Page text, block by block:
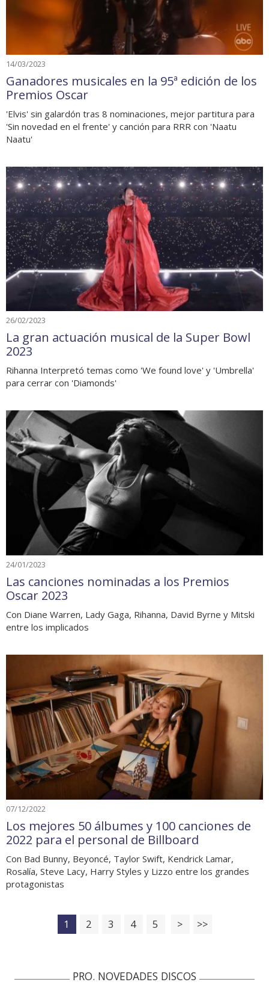
14/03/2023
Ganadores musicales en la 95ª edición de los
Premios Oscar
'Elvis' sin galardón tras 8 nominaciones, mejor partitura para
'Sin novedad en el frente' y canción para RRR con 'Naatu
Naatu'
26/02/2023
La gran actuación musical de la Super Bowl
2023
Rihanna Interpretó temas como 'We found love' y 'Umbrella'
para cerrar con 'Diamonds'
24/01/2023
Las canciones nominadas a los Premios
Oscar 2023
Con Diane Warren, Lady Gaga, Rihanna, David Byrne y Mitski
entre los implicados
07/12/2022
Los mejores 50 álbumes y 100 canciones de
2022 para el personal de Billboard
Con Bad Bunny, Beyoncé, Taylor Swift, Kendrick Lamar,
Rosalía, Steve Lacy, Harry Styles y Lizzo entre los grandes
protagonistas
1 2 3 4 5 > >>
PRO. NOVEDADES DISCOS